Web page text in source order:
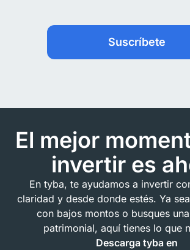
Suscríbete
El mejor
invertir es
En tyba, te ayudamos a invertir
claridad y desde donde estés. Ya
con bajos montos o busques
patrimonial, aquí tienes lo que
Descarga tyba en